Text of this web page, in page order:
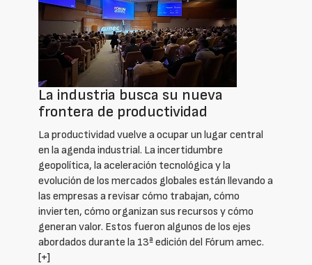
La industria busca su nueva
frontera de productividad
La productividad vuelve a ocupar un lugar central
en la agenda industrial. La incertidumbre
geopolítica, la aceleración tecnológica y la
evolución de los mercados globales están llevando a
las empresas a revisar cómo trabajan, cómo
invierten, cómo organizan sus recursos y cómo
generan valor. Estos fueron algunos de los ejes
abordados durante la 13ª edición del Fórum amec.
[+]